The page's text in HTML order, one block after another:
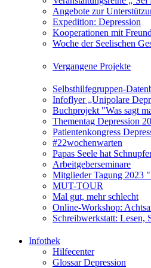
Angebote zur
Expedition: Depression
Kooperationen mit
Woche der Seelischen
Vergangene Projekte
Selbsthilfegruppen-
Infoflyer „Unipolare
Buchprojekt "Was sagt
Thementag Depression
Patientenkongress
#22wochenwarten
Papas Seele hat
Arbeitgeberseminare
Mitglieder Tagung 2023
MUT-TOUR
Mal gut, mehr schlecht
Online-Workshop:
Schreibwerkstatt: Lesen,
Infothek
Hilfecenter
Glossar Depression